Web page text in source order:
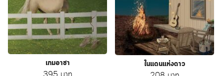
เกมอาชา ในแดนแห่งดาว